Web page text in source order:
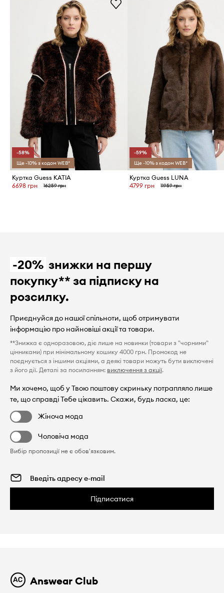
-58%
Ще -10% з кодом WEB*
Куртка Guess KATIA
6698 грн
16259 грн
-59%
Ще -10% з кодом WEB*
Куртка Guess LUNA
4799 грн
11959 грн
-20% знижки на першу
покупку** за підписку на
розсилку.
Приєднуйся до нашої спільноти, щоб отримувати
інформацію про найновіші акції та товари.
**Знижка є одноразовою, діє лише на новинки (товари з "чорними"
цінниками) при мінімальному кошику 4000 грн. Промокод не
поєднується з іншими акціями, а деякі товари можуть бути виключені
з його дії. Деталі за посиланням: виключення з акції.
Ми хочемо, щоб у Твою поштову скриньку потрапляло лише
те, що справді Тебе цікавить. Скажи, будь ласка, це:
Жіноча мода
Чоловіча мода
Вибір пропозиції не є обов'язковим.
Підписатися
Answear Club